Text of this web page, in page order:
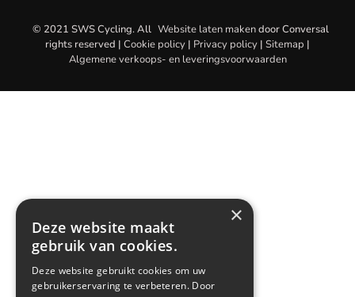
Website laten makendoorConversal
© 2021 SWS Cycling. All
rights reserved | Cookie policy | Privacy policy | Sitemap |
Algemene verkoops- en leveringsvoorwaarden
×
Deze website maakt
gebruik van cookies.
Deze website gebruikt cookies om uw
gebruikerservaring te verbeteren. Door